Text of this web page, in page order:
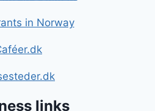
in Norway
links